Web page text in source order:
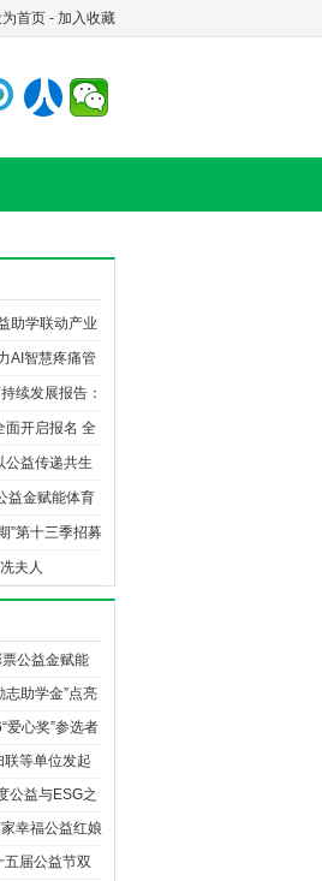
首页 - 加入收藏
助学联动产业
AI智慧疼痛管
美好愿景
续发展报告：
深耕并行
面开启报名 全
公益传递共生
”落地榆林，
益金赋能体育
”第十三季招募
夫人
公益金赋能
志助学金”点亮
爱心奖”参选者
等单位发起
点情绪自由日”
公益与ESG之
幸福公益红娘
届公益节双